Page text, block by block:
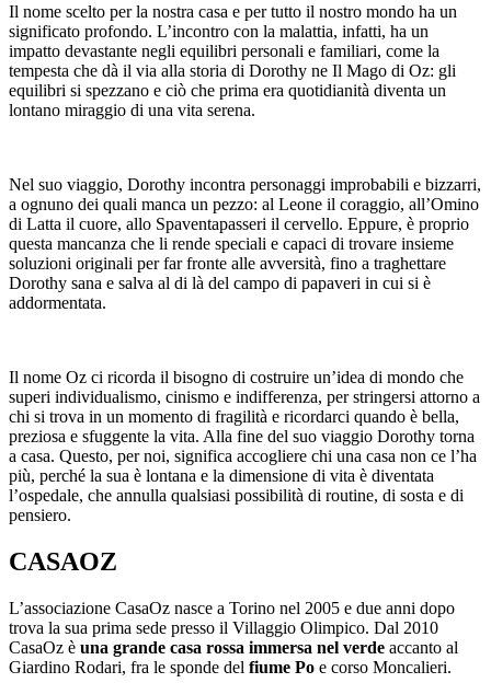
Il nome scelto per la nostra casa e per tutto il nostro mondo ha un
significato profondo. L’incontro con la malattia, infatti, ha un
impatto devastante negli equilibri personali e familiari, come la
tempesta che dà il via alla storia di Dorothy ne Il Mago di Oz: gli
equilibri si spezzano e ciò che prima era quotidianità diventa un
lontano miraggio di una vita serena.
Nel suo viaggio, Dorothy incontra personaggi improbabili e bizzarri,
a ognuno dei quali manca un pezzo: al Leone il coraggio, all’Omino
di Latta il cuore, allo Spaventapasseri il cervello. Eppure, è proprio
questa mancanza che li rende speciali e capaci di trovare insieme
soluzioni originali per far fronte alle avversità, fino a traghettare
Dorothy sana e salva al di là del campo di papaveri in cui si è
addormentata.
Il nome Oz ci ricorda il bisogno di costruire un’idea di mondo che
superi individualismo, cinismo e indifferenza, per stringersi attorno a
chi si trova in un momento di fragilità e ricordarci quando è bella,
preziosa e sfuggente la vita. Alla fine del suo viaggio Dorothy torna
a casa. Questo, per noi, significa accogliere chi una casa non ce l’ha
più, perché la sua è lontana e la dimensione di vita è diventata
l’ospedale, che annulla qualsiasi possibilità di routine, di sosta e di
pensiero.
CASAOZ
L’associazione CasaOz nasce a Torino nel 2005 e due anni dopo
trova la sua prima sede presso il Villaggio Olimpico. Dal 2010
CasaOz è una grande casa rossa immersa nel verde accanto al
Giardino Rodari, fra le sponde del fiume Po e corso Moncalieri.